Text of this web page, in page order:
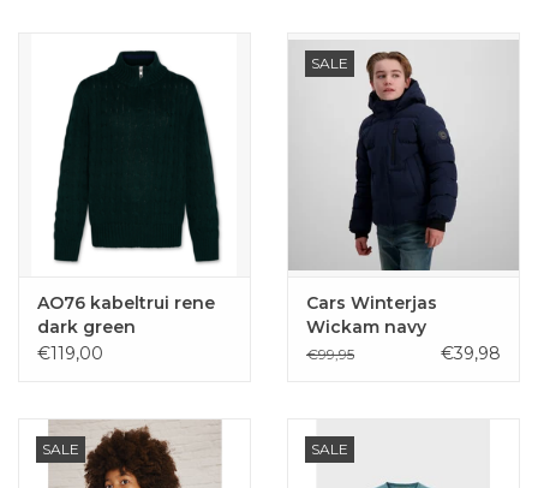
AO76 kabeltrui rene
dark green
€119,00
SALE
Cars Winterjas
Wickam navy
€99,95 €39,98
SALE SALE